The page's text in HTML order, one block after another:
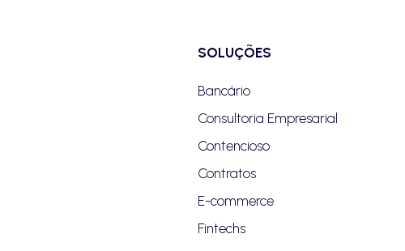
SOLUÇÕES
Bancário
Consultoria Empresarial
Contencioso
Contratos
E-commerce
Fintechs